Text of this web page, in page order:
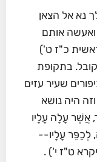
נא אל הצאן
ואעשה אותם
כ"ז ט')
בתקופת
שעיר עזים
היה נושא
אֲשֶׁר עָלָה עָלָיו
לְכַפֵּר עָלָיו--
ט"ז י') .